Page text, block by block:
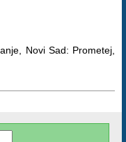
Novi Sad: Prometej,